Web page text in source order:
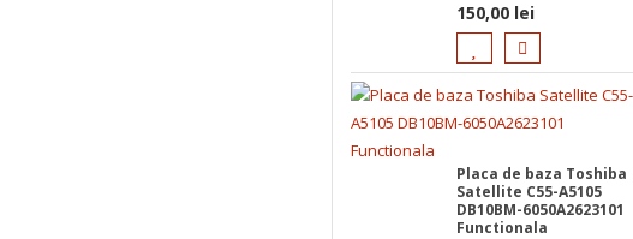
150,00 lei
Placa de baza Toshiba
Satellite C55-A5105
DB10BM-6050A2623101
Functionala